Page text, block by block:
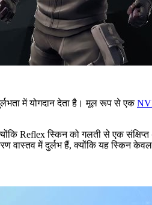
में योगदान देता है। मूल रूप से एक
Reflex स्किन को गलती से एक
में दुर्लभ हैं, क्योंकि यह स्किन केवल